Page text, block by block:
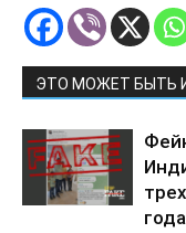
ЭТО МОЖЕТ БЫТЬ